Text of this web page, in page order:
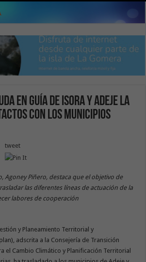
en Guía de Isora y Adeje la
con los municipios
tweet
Agoney Piñero, destaca que el objetivo de
las diferentes líneas de actuación de la
labores de cooperación
y Planeamiento Territorial y
adscrita a la Consejería de Transición
el Cambio Climático y Planificación Territorial